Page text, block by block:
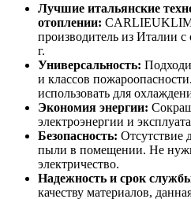
Лучшие итальянские
отоплении:
производитель из Италии
г.
Универсальность:
и классов
использовать для
Экономия энергии:
электроэнергии и
Безопасность: Отсутствие
пыли в помещении. Не
электричество.
Надежность и срок
качеству материалов,